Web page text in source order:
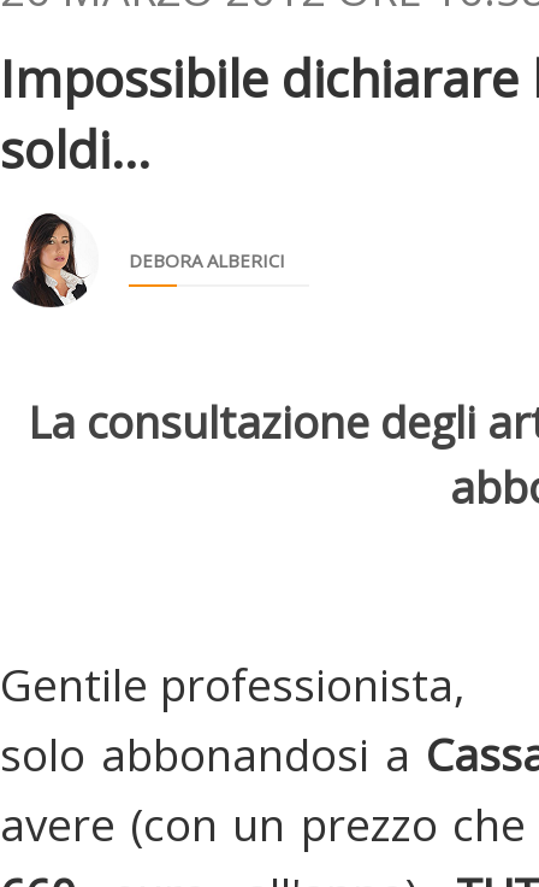
Impossibile dichiarare
soldi...
DEBORA ALBERICI
La consultazione degli
Gentile professionista,
solo abbonandosi a
avere (con un prezzo